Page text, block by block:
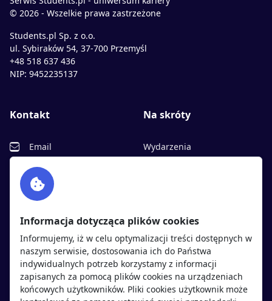
© 2026 - Wszelkie prawa zastrzeżone
Students.pl Sp. z o.o.
ul. Sybiraków 54, 37-700 Przemyśl
+48 518 637 436
NIP: 9452235137
Kontakt
Email
Facebook
Twitter
Na skróty
Wydarzenia
Polityka cookies
Polityka prywatności
Kandydaci Pracodawcy
Informacja dotycząca plików cookies
Informujemy, iż w celu optymalizacji treści dostępnych w
naszym serwisie, dostosowania ich do Państwa
indywidualnych potrzeb korzystamy z informacji
zapisanych za pomocą plików cookies na urządzeniach
końcowych użytkowników. Pliki cookies użytkownik może